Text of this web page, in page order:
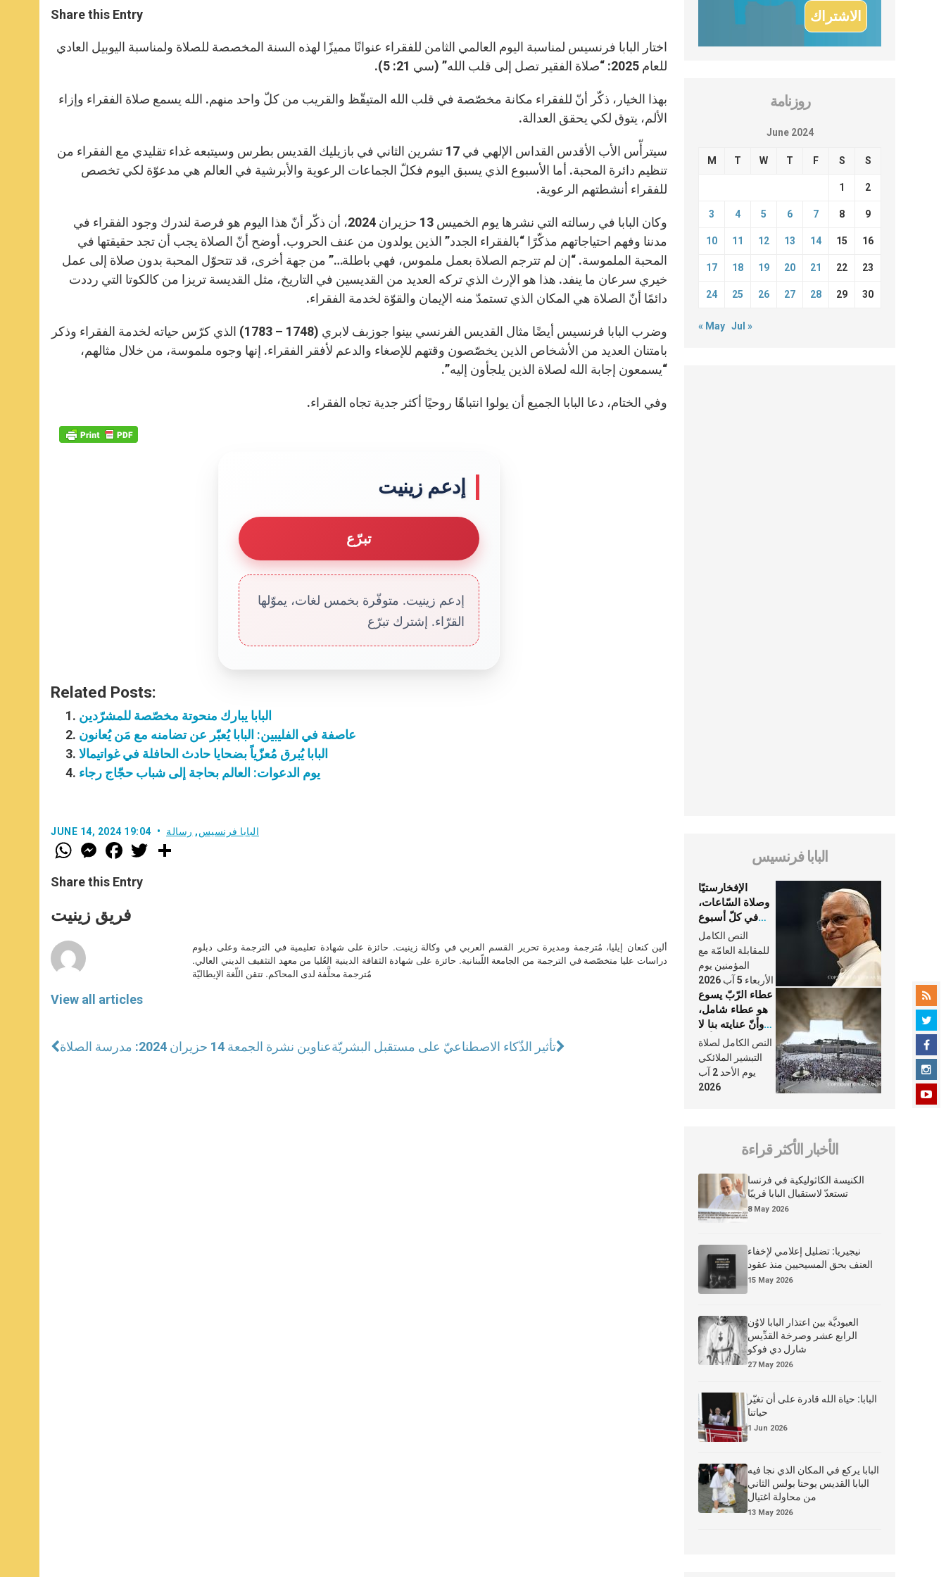
t
s
p
p
s
e
g
e
e
b
o
k
r
Share this Entry
اختار البابا فرنسيس لمناسبة اليوم العالمي الثامن للفقراء عنوانًا مميزًا لهذه السنة المخصصة للصلاة ولمناسبة اليوبيل العادي
للعام 2025: “صلاة الفقير تصل إلى قلب الله” (سي 21: 5).
بهذا الخيار، ذكّر أنّ للفقراء مكانة مخصّصة في قلب الله المتيقّظ والقريب من كلّ واحد منهم. الله يسمع صلاة الفقراء وإزاء
الألم، يتوق لكي يحقق العدالة.
سيترأّس الأب الأقدس القداس الإلهي في 17 تشرين الثاني في بازيليك القديس بطرس وسيتبعه غداء تقليدي مع الفقراء من
تنظيم دائرة المحبة. أما الأسبوع الذي يسبق اليوم فكلّ الجماعات الرعوية والأبرشية في العالم هي مدعوّة لكي تخصص
للفقراء أنشطتهم الرعوية.
وكان البابا في رسالته التي نشرها يوم الخميس 13 حزيران 2024، أن ذكّر أنّ هذا اليوم هو فرصة لندرك وجود الفقراء في
مدننا وفهم احتياجاتهم مذكّرًا “بالفقراء الجدد” الذين يولدون من عنف الحروب. أوضح أنّ الصلاة يجب أن تجد حقيقتها في
المحبة الملموسة. “إن لم تترجم الصلاة بعمل ملموس، فهي باطلة…” من جهة أخرى، قد تتحوّل المحبة بدون صلاة إلى عمل
خيري سرعان ما ينفد. هذا هو الإرث الذي تركه العديد من القديسين في التاريخ، مثل القديسة تريزا من كالكوتا التي رددت
دائمًا أنّ الصلاة هي المكان الذي تستمدّ منه الإيمان والقوّة لخدمة الفقراء.
وضرب البابا فرنسيس أيضًا مثال القديس الفرنسي بينوا جوزبف لابري (1748 – 1783) الذي كرّس حياته لخدمة الفقراء وذكر
بامتنان العديد من الأشخاص الذين يخصّصون وقتهم للإصغاء والدعم لأفقر الفقراء. إنها وجوه ملموسة، من خلال مثالهم،
“يسمعون إجابة الله لصلاة الذين يلجأون إليه”.
وفي الختام، دعا البابا الجميع أن يولوا انتباهًا روحيًا أكثر جدية تجاه الفقراء.
إدعم زينيت
تبرّع
إدعم زينيت. متوفّرة بخمس لغات، يموّلها
القرّاء. إشترك تبرّع
Related Posts:
البابا يبارك منحوتة مخصّصة للمشرّدين
عاصفة في الفليبين: البابا يُعبّر عن تضامنه مع مَن يُعانون
البابا يُبرق مُعزّياً بضحايا حادث الحافلة في غواتيمالا
يوم الدعوات: العالم بحاجة إلى شباب حجّاج رجاء
JUNE 14, 2024 19:04 البابا فرنسيس, رسالة
W
h
t
s
p
p
M
e
s
e
g
e
F
a
e
b
o
k
w
Share this Entry
فريق زينيت
View all articles
ألين كنعان إيليا، مُترجمة ومديرة تحرير القسم العربي في وكالة زينيت. حائزة على شهادة تعليمية في الترجمة وعلى دبلوم
دراسات عليا متخصّصة في الترجمة من الجامعة اللّبنانية. حائزة على شهادة الثقافة الدينية العُليا من معهد التثقيف الديني العالي.
مُترجمة محلَّفة لدى المحاكم. تتقن اللّغة الإيطاليّة
عناوين نشرة الجمعة 14 حزيران 2024: مدرسة الصلاةتأثير الذّكاء الاصطناعيّ على مستقبل البشريّة
روزنامة
June 2024
M T W T F S S
1 2
3 4 5 6 7 8 9
10 11 12 13 14 15 16
17 18 19 20 21 22 23
24 25 26 27 28 29 30
« May Jul »
البابا فرنسيس
الإفخارستيّا
وصلاة السّاعات،
في كلّ أسبوع
وكلّ يوم، هما
النَّفَس في حياة
الكنيسة
النص الكامل
للمقابلة العامّة مع
المؤمنين يوم
الأربعاء 5 آب 2026
عطاء الرّبّ يسوع
هو عطاء شامل،
وأنّ عنايته بنا لا
تغيب عنّا أبدًا
النص الكامل لصلاة
التبشير الملائكي
يوم الأحد 2 آب
2026
الأخبار الأكثر قراءة
الكنيسة الكاثوليكية في فرنسا
تستعدّ لاستقبال البابا قريبًا
8 May 2026
نيجيريا: تضليل إعلامي لإخفاء
العنف بحق المسيحيين منذ عقود
15 May 2026
العبوديَّة بين اعتذار البابا لاوُن
الرابع عشر وصرخة القدِّيس
شارل دي فوكو
27 May 2026
البابا: حياة الله قادرة على أن تغيّر
حياتنا
1 Jun 2026
البابا يركع في المكان الذي نجا فيه
البابا القديس يوحنا بولس الثاني
من محاولة اغتيال
13 May 2026